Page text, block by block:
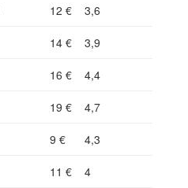
12 € 3,6
14 € 3,9
16 € 4,4
19 € 4,7
9 € 4,3
11 € 4